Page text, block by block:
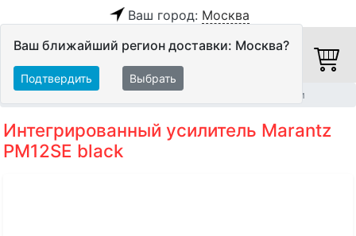
Ваш город: Москва
Ваш ближайший регион доставки: Москва?
Подтвердить Выбрать
Интегрированные усилители
Интегрированный усилитель Marantz
PM12SE black